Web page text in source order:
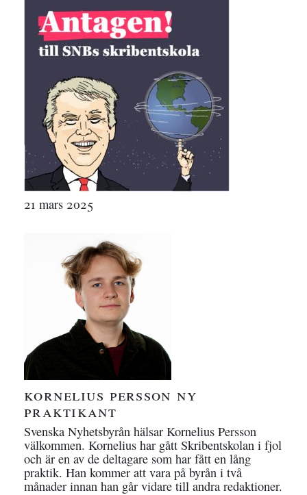
21 mars 2025
kornelius persson ny
praktikant
Svenska Nyhetsbyrån hälsar Kornelius Persson
välkommen. Kornelius har gått Skribentskolan i fjol
och är en av de deltagare som har fått en lång
praktik. Han kommer att vara på byrån i två
månader innan han går vidare till andra redaktioner.